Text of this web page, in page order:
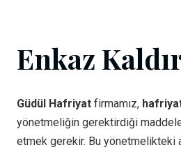
Enkaz
Güdül Hafriyat firmamız,
yönetmeliğin gerektirdiği
etmek gerekir. Bu yönetmelikteki